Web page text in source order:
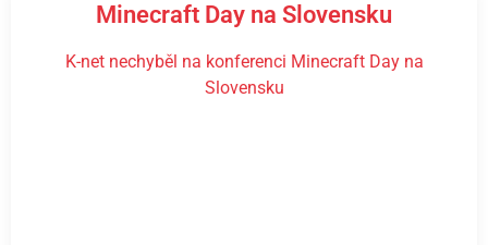
Minecraft Day na Slovensku
K-net nechyběl na konferenci Minecraft Day na
Slovensku